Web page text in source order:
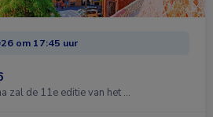
om 17:45 uur
zal de 11e editie van het …